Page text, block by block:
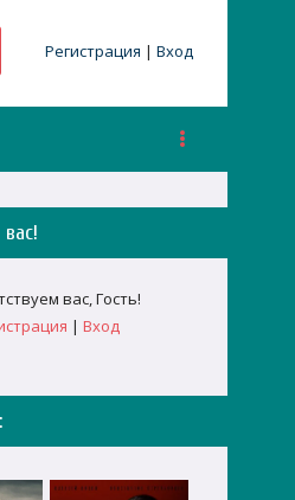
Регистрация | Вход
!
вас,Гость!
| Вход